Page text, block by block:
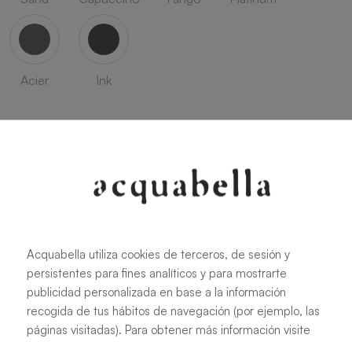
Acier Ink
Savanna Terracota Niebla Cobalto
Acquabella utiliza cookies de terceros, de sesión y
persistentes para fines analíticos y para mostrarte
publicidad personalizada en base a la información
recogida de tus hábitos de navegación (por ejemplo, las
páginas visitadas). Para obtener más información visite